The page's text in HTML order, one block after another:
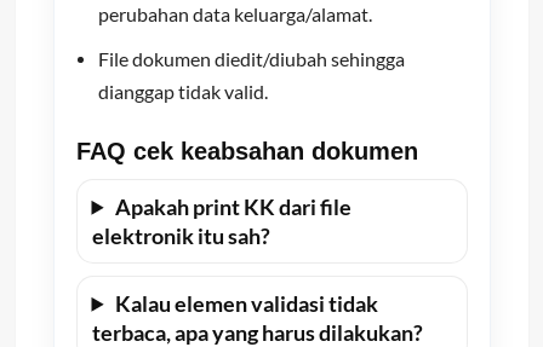
perubahan data keluarga/alamat.
File dokumen diedit/diubah sehingga
dianggap tidak valid.
FAQ cek keabsahan dokumen
Apakah print KK dari file
elektronik itu sah?
Kalau elemen validasi tidak
terbaca, apa yang harus dilakukan?